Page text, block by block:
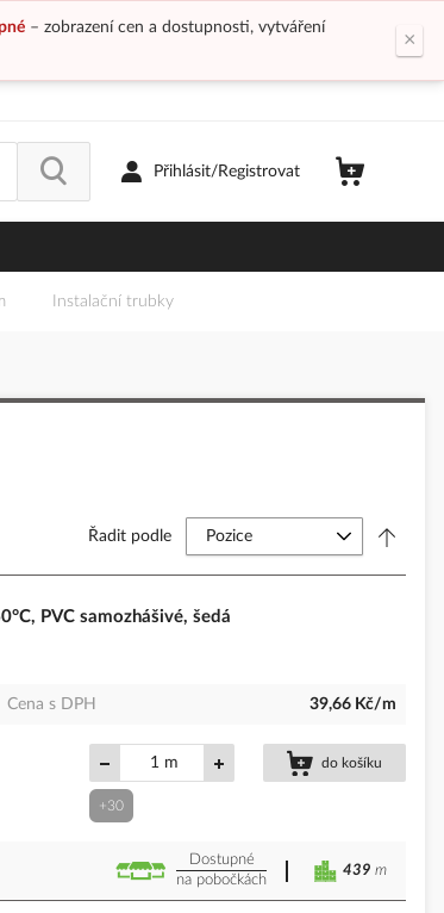
– zobrazení cen a dostupnosti, vytváření
×
Přihlásit/Registrovat
Instalační trubky
Řadit podle
PVC samozhášivé, šedá
Cena s DPH 39,66 Kč/m
m do košíku
+30
Dostupné
na pobočkách
439 m